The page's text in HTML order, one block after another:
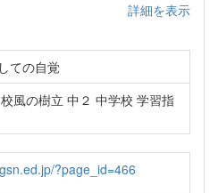
詳細を表示
ての自覚
風の樹立 中２ 中学校 学習指
?page_id=466